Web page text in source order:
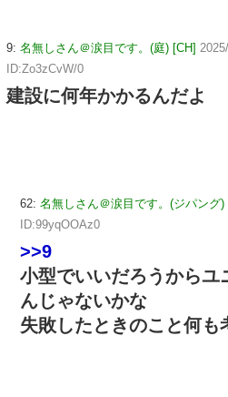
9: 名無しさん＠涙目です。(庭) [CH]
ID:Zo3zCvW/0
建設に何年かかるんだよ
62: 名無しさん＠涙目です。(ジパング)
ID:99yqOOAz0
>>9
小型でいいだろうからユ
んじゃないかな
失敗したときのこと何も